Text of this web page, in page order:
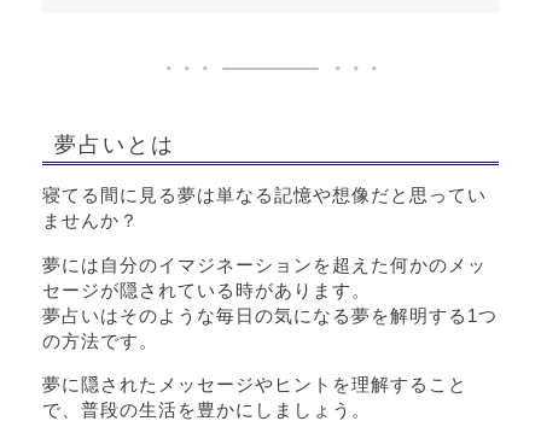
夢占いとは
寝てる間に見る夢は単なる記憶や想像だと思ってい
ませんか？
夢には自分のイマジネーションを超えた何かのメッ
セージが隠されている時があります。
夢占いはそのような毎日の気になる夢を解明する1つ
の方法です。
夢に隠されたメッセージやヒントを理解すること
で、普段の生活を豊かにしましょう。